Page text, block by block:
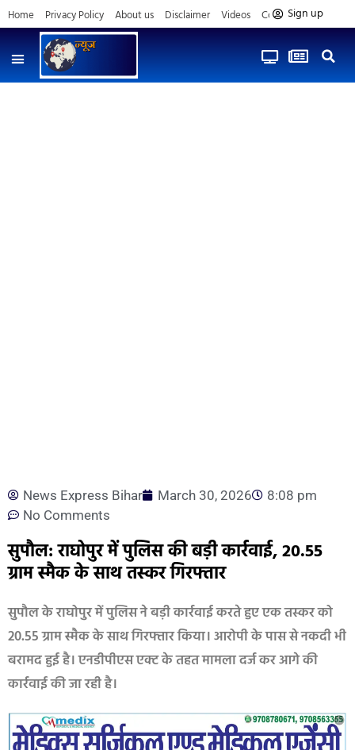
Home Privacy Policy About us Disclaimer Videos Contact us
Sign up
News Express Bihar March 30, 2026
8:08 pm
No Comments
सुपौल: राघोपुर में पुलिस की बड़ी कार्रवाई, 20.55
ग्राम स्मैक के साथ तस्कर गिरफ्तार
सुपौल के राघोपुर में पुलिस ने बड़ी कार्रवाई करते हुए एक तस्कर को
20.55 ग्राम स्मैक के साथ गिरफ्तार किया। आरोपी के पास से नकदी भी
बरामद हुई है। एनडीपीएस एक्ट के तहत मामला दर्ज कर आगे की
कार्रवाई की जा रही है।